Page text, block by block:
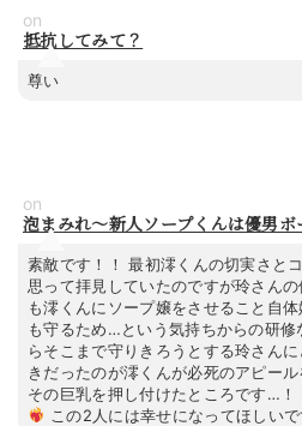
on
抵抗してみて？
尊い
on
泡まみれ～新人ソープくんは優男
素敵です！！ 最初澪くんの切実さと
思って拝見していたのですが玲さん
も澪くんにソープ嬢をさせること自
も守るため…という気持ちからの研修
らそこまで守りきろうとする玲さん
きだったのが澪くんが必死のアピー
その巨乳を押し付けたところです…！
この2人には幸せになってほしいで